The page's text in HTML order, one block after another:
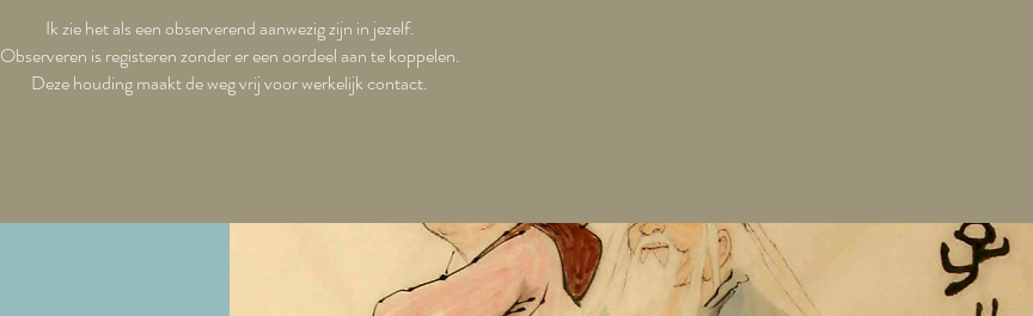
Ik zie het als een observerend aanwezig zijn in jezelf.
Observeren is registeren zonder er een oordeel aan te koppelen.
Deze houding maakt de weg vrij voor werkelijk contact.